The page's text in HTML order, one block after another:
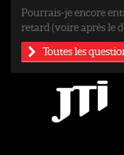
Pourrais-je encore
retard (voire après le
Toutes les